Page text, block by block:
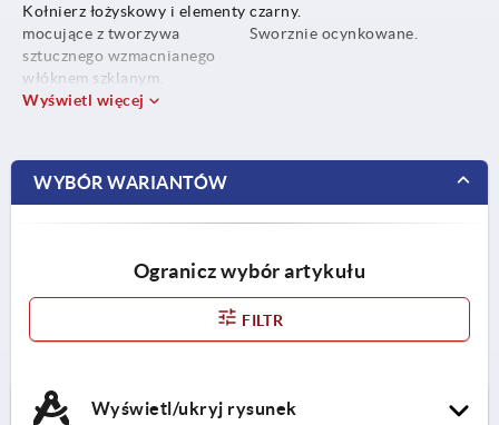
Kołnierz łożyskowy i elementy
mocujące z tworzywa
sztucznego wzmacnianego
włóknem szklanym.
Sworznie stalowe.
czarny.
Sworznie ocynkowane.
Wyświetl więcej
WYBÓR WARIANTÓW
Ogranicz wybór artykułu
FILTR
Wyświetl/ukryj rysunek